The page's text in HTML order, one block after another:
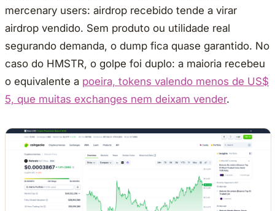
mercenary users: airdrop recebido tende a virar
airdrop vendido. Sem produto ou utilidade real
segurando demanda, o dump fica quase garantido. No
caso do HMSTR, o golpe foi duplo: a maioria recebeu
o equivalente a poeira, tokens valendo menos de US$
5, que muitas exchanges nem deixam vender.